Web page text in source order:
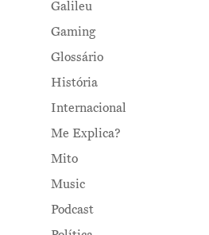
Galileu
Gaming
Glossário
História
Internacional
Me Explica?
Mito
Music
Podcast